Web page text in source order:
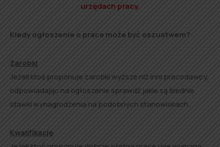
urzędach pracy.
Kiedy ogłoszenie o prace może być oszustwem?
Zarobki
Jeżeli ktoś proponuje zarobki wyższe niż inni pracodawcy,
odpowiadając na ogłoszenie sprawdź jakie są średnie
stawki wynagrodzenia na podobnych stanowiskach.
Kwalifikacje